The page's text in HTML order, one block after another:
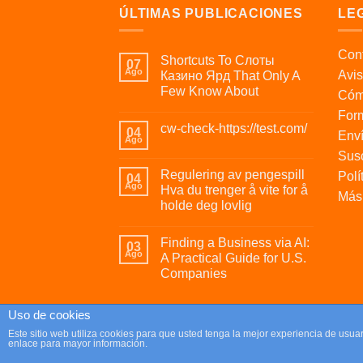
ÚLTIMAS PUBLICACIONES
07
Ago
Shortcuts To Слоты
Казино Ярд That Only A
Few Know About
04
Ago
cw-check-https://test.com/
04
Ago
Regulering av pengespill
Hva du trenger å vite for å
holde deg lovlig
03
Ago
Finding a Business via AI:
A Practical Guide for U.S.
Companies
Copyright 2026 ©Parafrikis.com
Tienda de regalos originales y muy frikis.
Uso de cookies
Este sitio web utiliza cookies para que usted tenga la mejor experiencia de
enlace para mayor información.